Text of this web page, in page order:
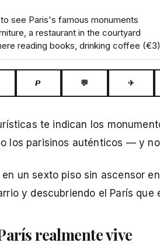
see Paris's famous monuments
a restaurant in the courtyard
reading books, drinking coffee
𝙋 💬 ✈
te indican los
los parisinos auténticos — y
un sexto piso sin ascensor
y descubriendo el París
realmente vive